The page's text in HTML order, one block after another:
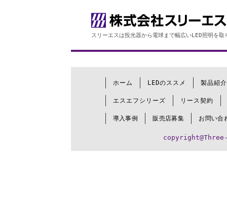
スリーエスは投光器から電球まで幅広いLED照明を取
ホーム LEDのススメ 製品紹介
エスエフシリーズ リース契約
導入事例 販売店募集 お問い合